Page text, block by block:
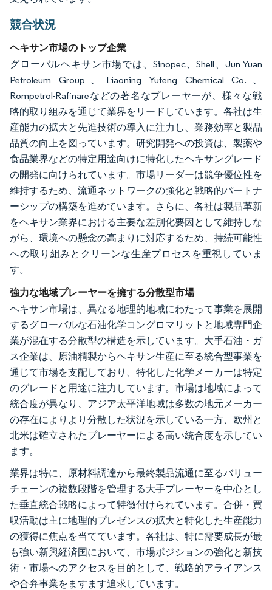
競合状況
ヘキサン市場のトップ企業
グローバルヘキサン市場では、Sinopec、Shell、Jun Yuan
Petroleum Group、Liaoning Yufeng Chemical Co.、
Rompetrol-Rafinareなどの著名なプレーヤーが、様々な戦
略的取り組みを通じて業界をリードしています。各社は生
産能力の拡大と先進技術の導入に注力し、業務効率と製品
品質の向上を図っています。研究開発への投資は、製薬や
食品業界などの特定用途向けに特化したヘキサングレード
の開発に向けられています。市場リーダーは競争優位性を
維持するため、流通ネットワークの強化と戦略的パートナ
ーシップの構築を進めています。さらに、各社は製品革新
をヘキサン業界における主要な差別化要因として維持しな
がら、環境への懸念の高まりに対応するため、持続可能性
への取り組みとクリーンな生産プロセスを重視していま
す。
強力な地域プレーヤーを擁する分散型市場
ヘキサン市場は、異なる地理的地域にわたって事業を展開
するグローバルな石油化学コングロマリットと地域専門企
業が混在する分散型の構造を示しています。大手石油・ガ
ス企業は、原油精製からヘキサン生産に至る統合型事業を
通じて市場を支配しており、特化した化学メーカーは特定
のグレードと用途に注力しています。市場は地域によって
統合度が異なり、アジア太平洋地域は多数の地元メーカー
の存在によりより分散した状況を示している一方、欧州と
北米は確立されたプレーヤーによる高い統合度を示してい
ます。
業界は特に、原材料調達から最終製品流通に至るバリュー
チェーンの複数段階を管理する大手プレーヤーを中心とし
た垂直統合戦略によって特徴付けられています。合併・買
収活動は主に地理的プレゼンスの拡大と特化した生産能力
の獲得に焦点を当てています。各社は、特に需要成長が最
も強い新興経済国において、市場ポジションの強化と新技
術・市場へのアクセスを目的として、戦略的アライアンス
や合弁事業をますます追求しています。